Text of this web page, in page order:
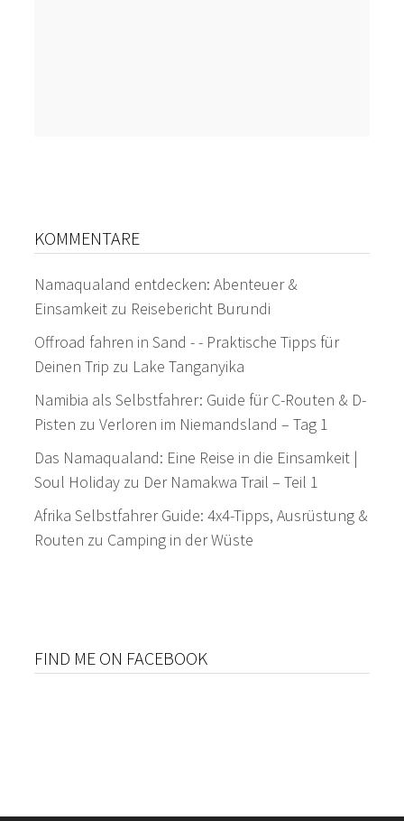
KOMMENTARE
Namaqualand entdecken: Abenteuer &
Einsamkeit zu Reisebericht Burundi
Offroad fahren in Sand - - Praktische Tipps für
Deinen Trip zu Lake Tanganyika
Namibia als Selbstfahrer: Guide für C-Routen & D-
Pisten zuVerloren im Niemandsland – Tag 1
Das Namaqualand: Eine Reise in die Einsamkeit |
Soul Holiday zu Der Namakwa Trail – Teil 1
Afrika Selbstfahrer Guide: 4x4-Tipps, Ausrüstung &
Routen zu Camping in der Wüste
FIND ME ON FACEBOOK